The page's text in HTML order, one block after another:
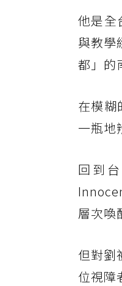
他是全
與教學
都」的
在模糊
一瓶地
回到
層次喚
但對劉
位視障